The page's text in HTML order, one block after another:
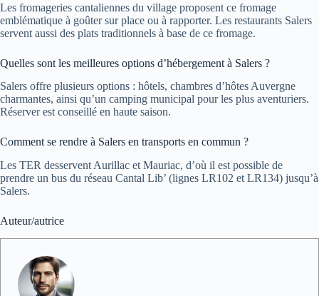
Les fromageries cantaliennes du village proposent ce fromage
emblématique à goûter sur place ou à rapporter. Les restaurants Salers
servent aussi des plats traditionnels à base de ce fromage.
Quelles sont les meilleures options d’hébergement à Salers ?
Salers offre plusieurs options : hôtels, chambres d’hôtes Auvergne
charmantes, ainsi qu’un camping municipal pour les plus aventuriers.
Réserver est conseillé en haute saison.
Comment se rendre à Salers en transports en commun ?
Les TER desservent Aurillac et Mauriac, d’où il est possible de
prendre un bus du réseau Cantal Lib’ (lignes LR102 et LR134) jusqu’à
Salers.
Auteur/autrice